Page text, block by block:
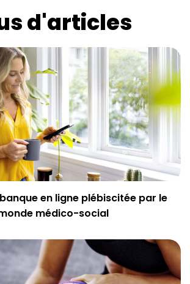
d'articles
en ligne plébiscitée par le
médico-social